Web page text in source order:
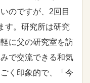
のですが、2回目
す。研究所は研究
に父の研究室を訪
で交流できる和気
く印象的で、「今